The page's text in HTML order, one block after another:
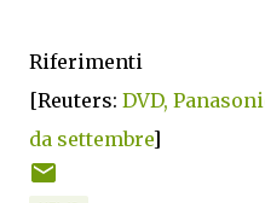
Riferimenti
[Reuters: DVD,
da settembre]